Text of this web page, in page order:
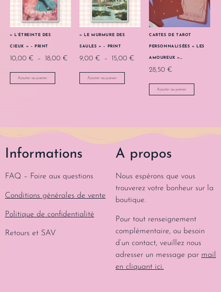
« L’ÉTREINTE DES
CIEUX » – PRINT
10,00 € – 18,00 €
Ajouter au panier
« LE MURMURE DES
SAULES » – PRINT
9,00 € – 15,00 €
Ajouter au panier
CARTES DE TAROT
PERSONNALISÉES « LES
AMOUREUX »…
28,50 €
Ajouter au panier
Informations
FAQ – Foire aux questions
Conditions générales de vente
Politique de confidentialité
Retours et SAV
A propos
Nous espérons que vous
trouverez votre bonheur sur la
boutique.
Pour tout renseignement
complémentaire, ou besoin
d’un contact, veuillez nous
adresser un message par mail
en cliquant ici.